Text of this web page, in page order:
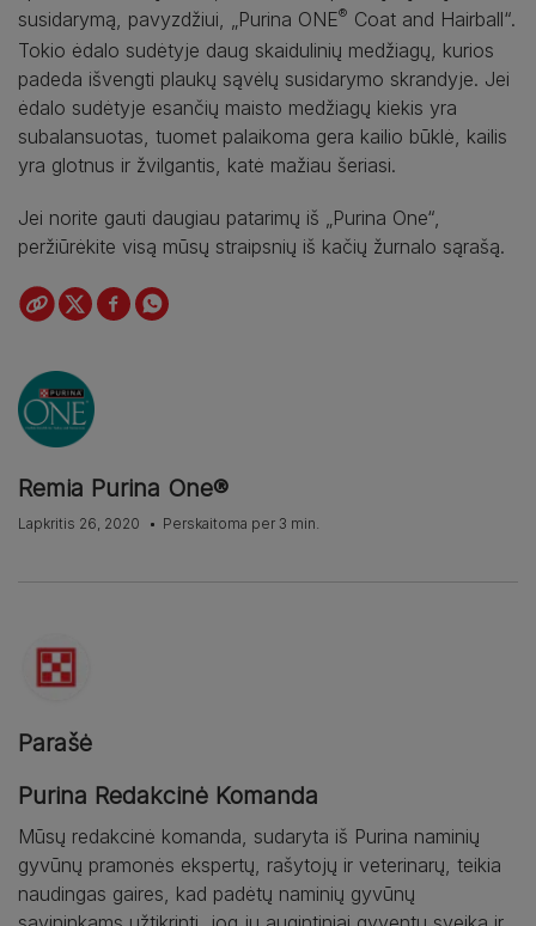
susidarymą, pavyzdžiui, „Purina ONE® Coat and Hairball“.
Tokio ėdalo sudėtyje daug skaidulinių medžiagų, kurios
padeda išvengti plaukų sąvėlų susidarymo skrandyje. Jei
ėdalo sudėtyje esančių maisto medžiagų kiekis yra
subalansuotas, tuomet palaikoma gera kailio būklė, kailis
yra glotnus ir žvilgantis, katė mažiau šeriasi.
Jei norite gauti daugiau patarimų iš „Purina One“,
peržiūrėkite visą mūsų straipsnių iš kačių žurnalo sąrašą.
Remia Purina One®
Lapkritis 26, 2020 Perskaitoma per 3 min.
Parašė
Purina Redakcinė Komanda
Mūsų redakcinė komanda, sudaryta iš Purina naminių
gyvūnų pramonės ekspertų, rašytojų ir veterinarų, teikia
naudingas gaires, kad padėtų naminių gyvūnų